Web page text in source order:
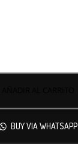
BUY VIA WHATSAPP